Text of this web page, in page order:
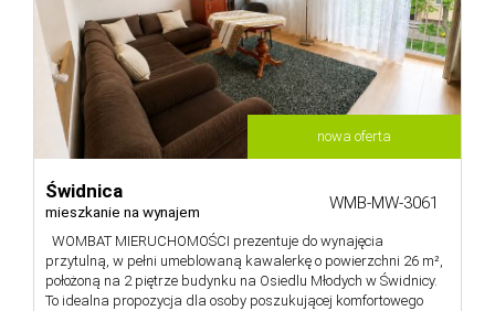
Zgłoś
Warunki
nowa oferta
Świdnica
mieszkanie na wynajem WMB-MW-3061
WOMBAT MIERUCHOMOŚCI prezentuje do wynajęcia
przytulną, w pełni umeblowaną kawalerkę o powierzchni 26 m²,
położoną na 2 piętrze budynku na Osiedlu Młodych w Świdnicy.
To idealna propozycja dla osoby poszukującej komfortowego